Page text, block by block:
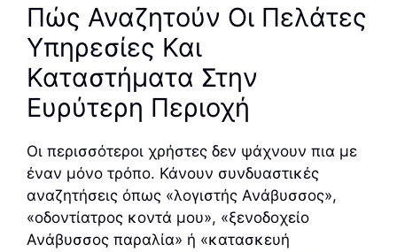
Πώς Αναζητούν Οι Πελάτες
Υπηρεσίες Και
Καταστήματα Στην
Ευρύτερη Περιοχή
Οι περισσότεροι χρήστες δεν ψάχνουν πια με
έναν μόνο τρόπο. Κάνουν συνδυαστικές
αναζητήσεις όπως «λογιστής Ανάβυσσος»,
«οδοντίατρος κοντά μου», «ξενοδοχείο
Ανάβυσσος παραλία» ή «κατασκευή